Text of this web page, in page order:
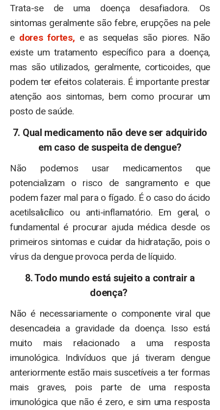
Trata-se de uma doença desafiadora. Os
sintomas geralmente são febre, erupções na pele
e dores fortes, e as sequelas são piores. Não
existe um tratamento específico para a doença,
mas são utilizados, geralmente, corticoides, que
podem ter efeitos colaterais. É importante prestar
atenção aos sintomas, bem como procurar um
posto de saúde.
7. Qual medicamento não deve ser adquirido
em caso de suspeita de dengue?
Não podemos usar medicamentos que
potencializam o risco de sangramento e que
podem fazer mal para o fígado. É o caso do ácido
acetilsalicílico ou anti-inflamatório. Em geral, o
fundamental é procurar ajuda médica desde os
primeiros sintomas e cuidar da hidratação, pois o
vírus da dengue provoca perda de líquido.
8. Todo mundo está sujeito a contrair a
doença?
Não é necessariamente o componente viral que
desencadeia a gravidade da doença. Isso está
muito mais relacionado a uma resposta
imunológica. Indivíduos que já tiveram dengue
anteriormente estão mais suscetíveis a ter formas
mais graves, pois parte de uma resposta
imunológica que não é zero, e sim uma resposta